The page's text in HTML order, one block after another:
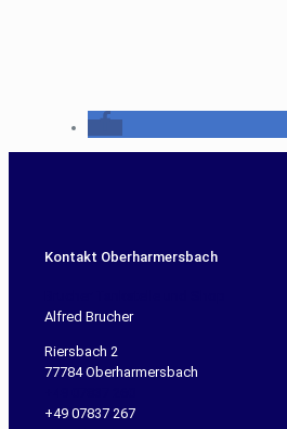
Kontakt Oberharmersbach
Alfred Brucher
Riersbach 2
77784 Oberharmersbach
+49 07837 267